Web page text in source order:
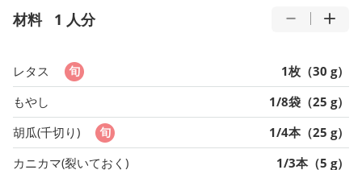
材料 1 人分
レタス
1枚（30 g）
もやし
1/8袋（25 g）
胡瓜(千切り)
1/4本（25 g）
カニカマ(裂いておく)
1/3本（5 g）